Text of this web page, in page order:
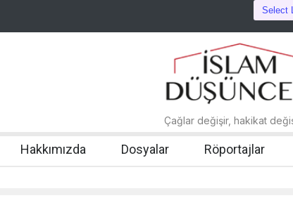
Çağlar değişir, hakikat
Hakkımızda Dosyalar Röportajlar